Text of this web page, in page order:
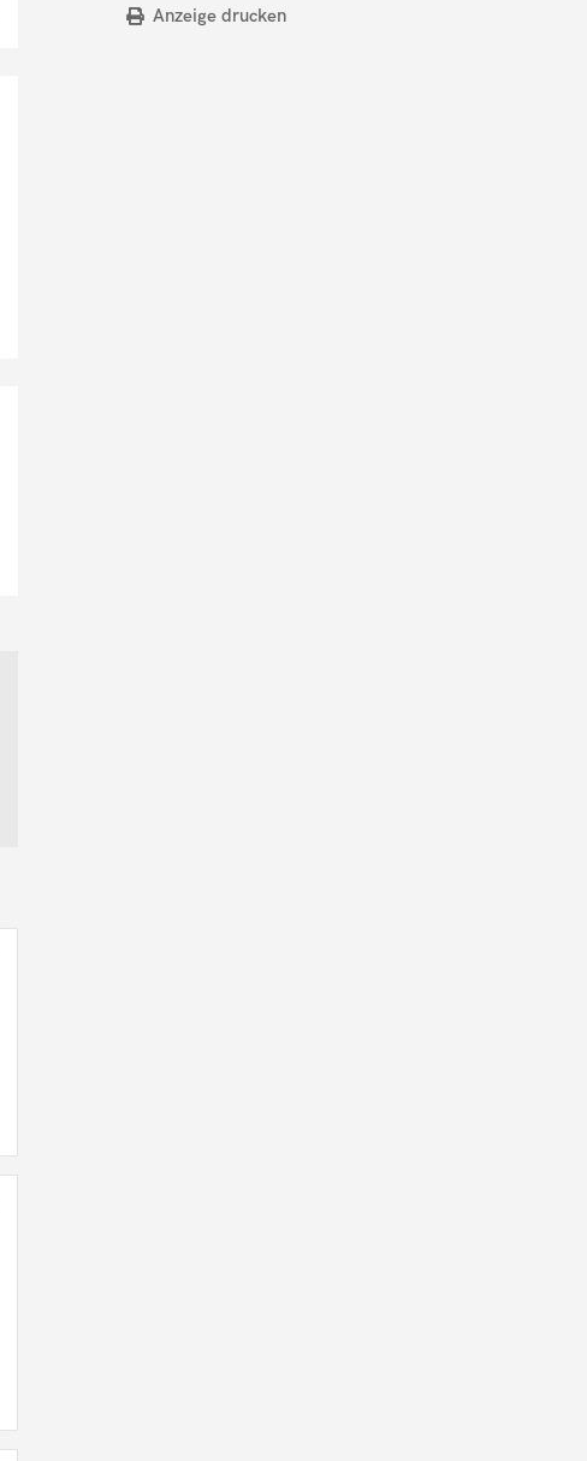
Anzeige drucken